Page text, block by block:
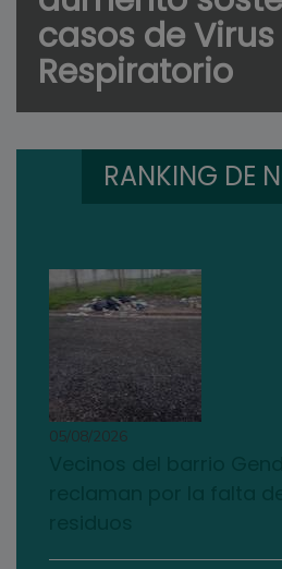
casos de
Respiratorio
RANKING DE
05/08/2026